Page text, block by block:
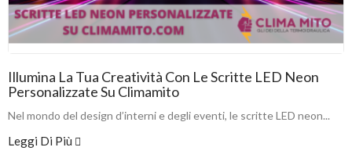
Illumina La Tua Creatività Con Le Scritte LED Neon
Personalizzate Su Climamito
Nel mondo del design d’interni e degli eventi, le scritte LED neon...
Leggi Di Più